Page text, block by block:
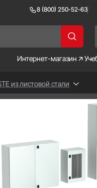
8 (800) 250-52-63
Интернет-магазин
из листовой стали